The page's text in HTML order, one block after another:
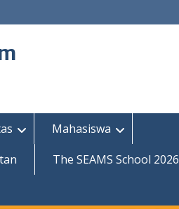
Mahasiswa
The SEAMS School 2026